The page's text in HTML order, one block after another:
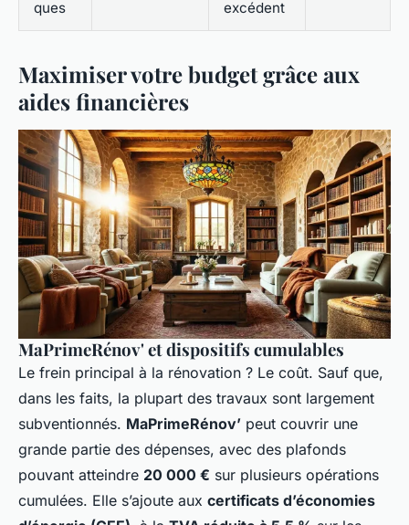
ques
excédent
Maximiser votre budget grâce aux
aides financières
MaPrimeRénov' et dispositifs cumulables
Le frein principal à la rénovation ? Le coût. Sauf que,
dans les faits, la plupart des travaux sont largement
subventionnés. MaPrimeRénov’ peut couvrir une
grande partie des dépenses, avec des plafonds
pouvant atteindre 20 000 € sur plusieurs opérations
cumulées. Elle s’ajoute aux certificats d’économies